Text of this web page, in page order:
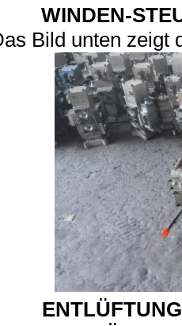
WINDEN-
Bild unten zeigt